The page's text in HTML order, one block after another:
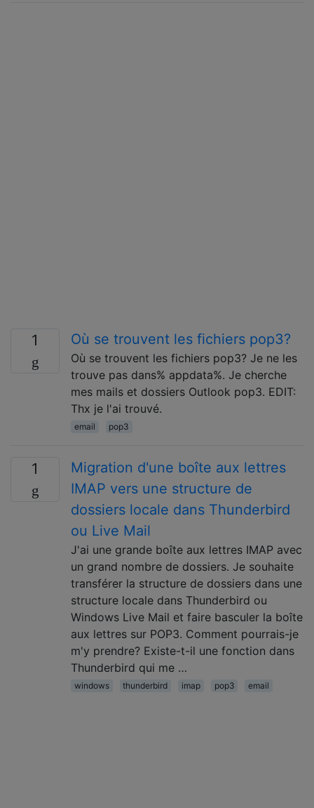
1 Où se trouvent les fichiers pop3?
Où se trouvent les fichiers pop3? Je ne les
trouve pas dans% appdata%. Je cherche
mes mails et dossiers Outlook pop3. EDIT:
Thx je l'ai trouvé.
email pop3
1
Migration d'une boîte aux lettres
IMAP vers une structure de
dossiers locale dans Thunderbird
ou Live Mail
J'ai une grande boîte aux lettres IMAP avec
un grand nombre de dossiers. Je souhaite
transférer la structure de dossiers dans une
structure locale dans Thunderbird ou
Windows Live Mail et faire basculer la boîte
aux lettres sur POP3. Comment pourrais-je
m'y prendre? Existe-t-il une fonction dans
Thunderbird qui me …
windows thunderbird imap pop3 email